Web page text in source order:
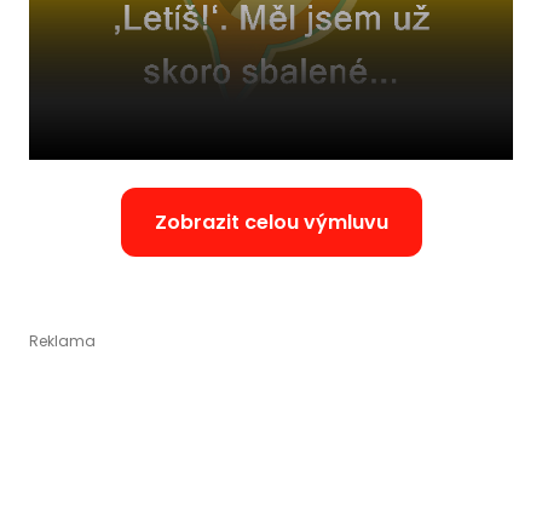
Zobrazit celou výmluvu